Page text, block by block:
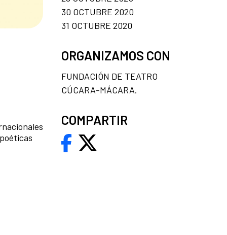
30 OCTUBRE 2020
31 OCTUBRE 2020
ORGANIZAMOS CON
FUNDACIÓN DE TEATRO
CÚCARA-MÁCARA.
COMPARTIR